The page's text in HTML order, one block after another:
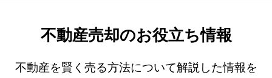
不動産売却のお役立ち情報
不動産を賢く売る方法について解説した情報を